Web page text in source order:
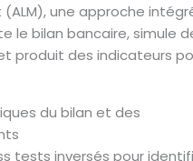
une approche
le bilan bancaire, simule
produit des indicateurs
du bilan et des
tests inversés pour